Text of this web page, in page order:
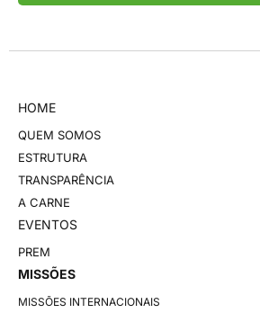
HOME
QUEM SOMOS
ESTRUTURA
TRANSPARÊNCIA
A CARNE
EVENTOS
PREM
MISSÕES
MISSÕES INTERNACIONAIS